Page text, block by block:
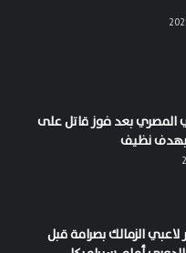
المصري بعد فوز قاتل على
بهدف نظيف
الزمالك بصرامة قبل